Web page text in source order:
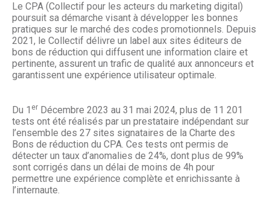
Le CPA (Collectif pour les acteurs du marketing digital)
poursuit sa démarche visant à développer les bonnes
pratiques sur le marché des codes promotionnels. Depuis
2021, le Collectif délivre un label aux sites éditeurs de
bons de réduction qui diffusent une information claire et
pertinente, assurent un trafic de qualité aux annonceurs et
garantissent une expérience utilisateur optimale.
Du 1 er Décembre 2023 au 31 mai 2024, plus de 11 201
tests ont été réalisés par un prestataire indépendant sur
l’ensemble des 27 sites signataires de la Charte des
Bons de réduction du CPA. Ces tests ont permis de
détecter un taux d’anomalies de 24%, dont plus de 99%
sont corrigés dans un délai de moins de 4h pour
permettre une expérience complète et enrichissante à
l’internaute.